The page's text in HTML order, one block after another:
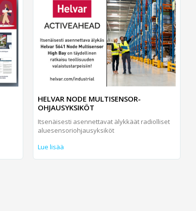
HELVAR NODE MULTISENSOR-
OHJAUSYKSIKÖT
Itsenäisesti asennettavat älykkäät radiolliset
aluesensoriohjausyksiköt
Lue lisää